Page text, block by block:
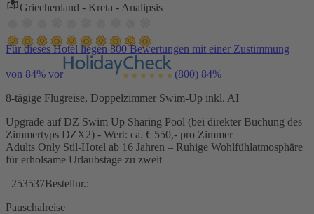
Griechenland - Kreta - Analipsis
Für dieses Hotel liegen 800 Bewertungen mit einer Zustimmung
von 84% vor (800) 84%
8-tägige Flugreise, Doppelzimmer Swim-Up inkl. AI
Upgrade auf DZ Swim Up Sharing Pool (bei direkter Buchung des
Zimmertyps DZX2) - Wert: ca. € 550,- pro Zimmer
Adults Only Stil-Hotel ab 16 Jahren – Ruhige Wohlfühlatmosphäre
für erholsame Urlaubstage zu zweit
253537Bestellnr.:
Pauschalreise